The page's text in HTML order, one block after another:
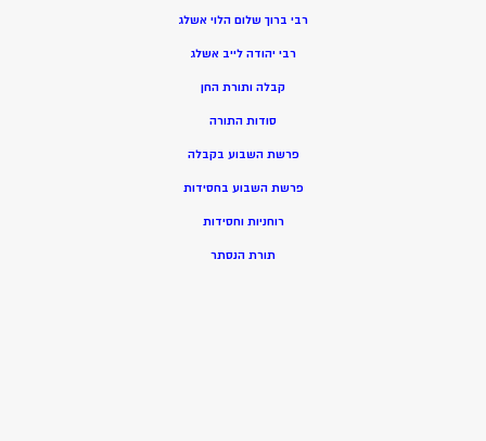
רבי ברוך שלום הלוי אשלג
רבי יהודה לייב אשלג
קבלה ותורת החן
סודות התורה
פרשת השבוע בקבלה
פרשת השבוע בחסידות
רוחניות וחסידות
תורת הנסתר